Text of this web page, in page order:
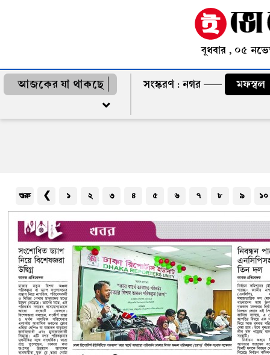
বুধবার , ০৫
আজকের যা থাকছে সংস্করণ : নগর মফস্বল
শুরু ❮ ১ ২ ৩ ৪ ৫ ৬ ৭ ৮ ৯ ১০